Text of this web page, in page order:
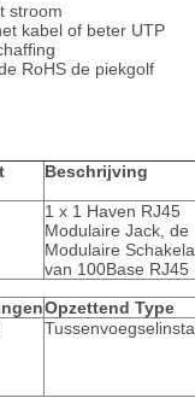
stroom
kabel of beter UTP
RoHS de piekgolf
Beschrijving
1 x 1 Haven RJ45
Modulaire Jack, de
Modulaire
van 100Base RJ45
Opzettend Type